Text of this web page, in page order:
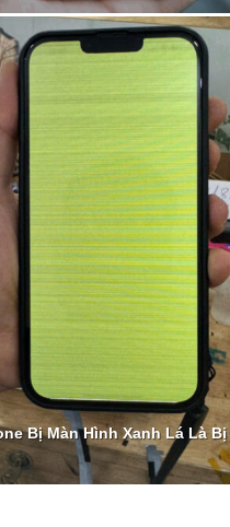
Bị Màn Hình Xanh Lá Là Bị